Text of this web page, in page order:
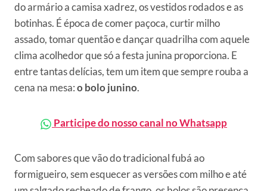
do armário a camisa xadrez, os vestidos rodados e as
botinhas. É época de comer paçoca, curtir milho
assado, tomar quentão e dançar quadrilha com aquele
clima acolhedor que só a festa junina proporciona. E
entre tantas delícias, tem um item que sempre rouba a
cena na mesa:o bolo junino.
Participe do nosso canal no Whatsapp
Com sabores que vão do tradicional fubá ao
formigueiro, sem esquecer as versões com milho e até